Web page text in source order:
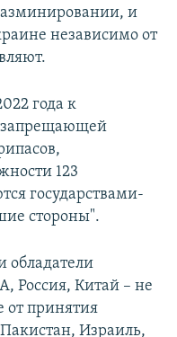
и
независимо от
года к
123
государствами-
стороны".
обладатели
Россия, Китай – не
от принятия
Израиль,